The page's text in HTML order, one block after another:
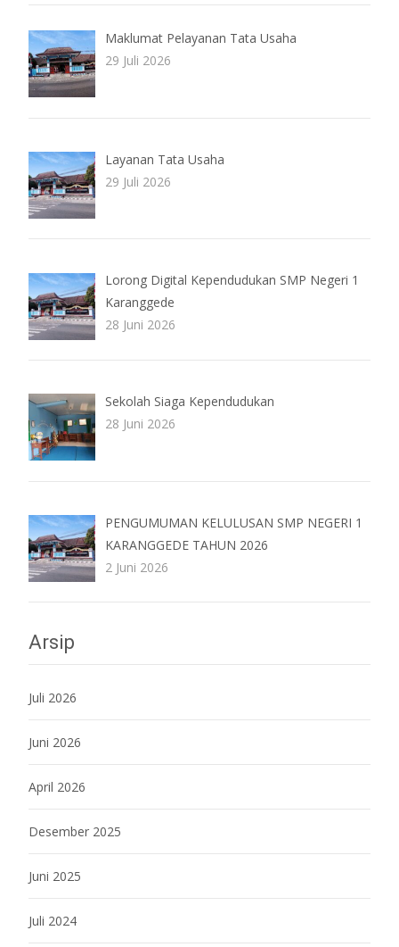
Maklumat Pelayanan Tata Usaha
29 Juli 2026
Layanan Tata Usaha
29 Juli 2026
Lorong Digital Kependudukan SMP Negeri 1
Karanggede
28 Juni 2026
Sekolah Siaga Kependudukan
28 Juni 2026
PENGUMUMAN KELULUSAN SMP NEGERI 1
KARANGGEDE TAHUN 2026
2 Juni 2026
Arsip
Juli 2026
Juni 2026
April 2026
Desember 2025
Juni 2025
Juli 2024